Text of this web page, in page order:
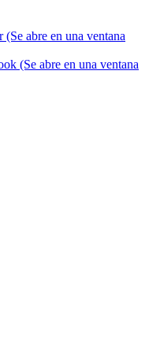
abre en una ventana
(Se abre en una ventana